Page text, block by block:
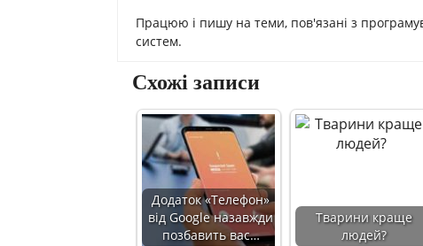
Працюю і пишу на теми, пов'язані з
систем.
Схожі записи
Додаток «Телефон»
від Google назавжди
позбавить вас…
Тварини краще
людей?